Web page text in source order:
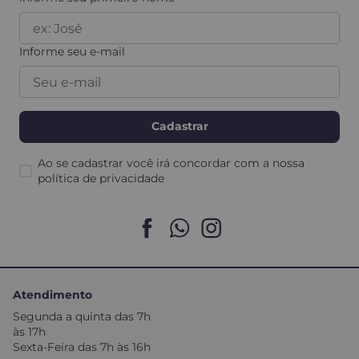
Informe seu e-mail
Ao se cadastrar você irá concordar com a nossa
política de privacidade
Cadastrar
Atendimento
Segunda a quinta das 7h
às 17h
Sexta-Feira das 7h às 16h